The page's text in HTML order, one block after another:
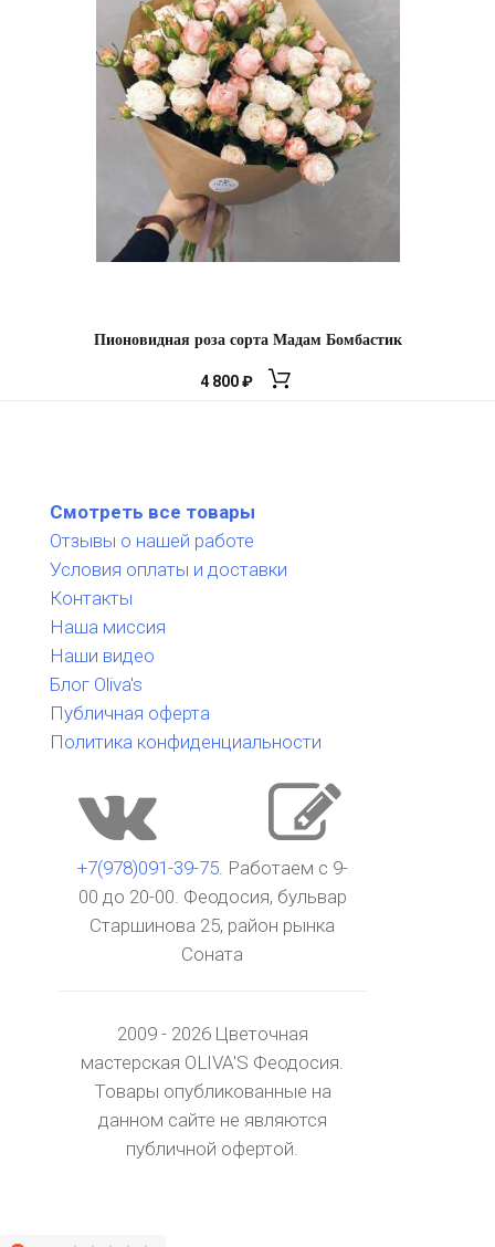
Пионовидная роза сорта Мадам Бомбастик
4 800₽
Смотреть все товары
Отзывы о нашей работе
Условия оплаты и доставки
Контакты
Наша миссия
Наши видео
Блог Oliva's
Публичная оферта
Политика конфиденциальности
+7(978)091-39-75. Работаем с 9-
00 до 20-00. Феодосия, бульвар
Старшинова 25, район рынка
Соната
2009 - 2026 Цветочная
мастерская OLIVA'S Феодосия.
Товары опубликованные на
данном сайте не являются
публичной офертой.